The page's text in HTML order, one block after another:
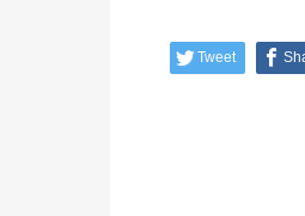
Tweet